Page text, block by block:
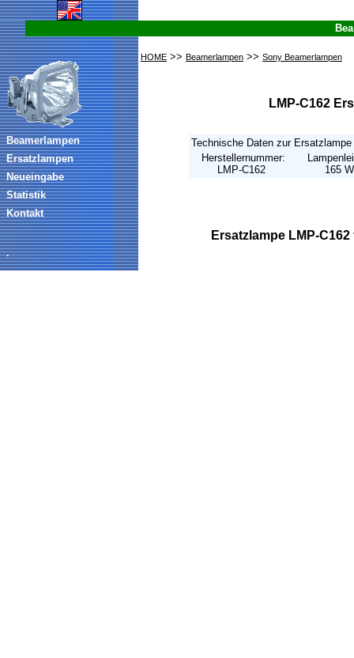
Beamerlampen
Ersatzlampen
Neueingabe
Statistik
Kontakt
.
HOME >> Beamerlampen >> Sony Beamerlampen
LMP-C162
Technische Daten zur Ersatzlampe
Herstellernummer:
LMP-C162
165
Ersatzlampe LMP-